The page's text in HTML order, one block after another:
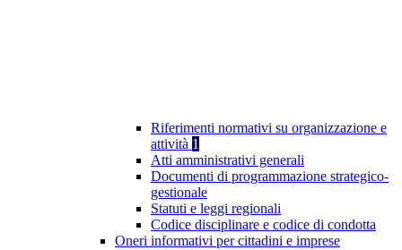
Riferimenti normativi su organizzazione e
attività 1
Atti amministrativi generali
Documenti di programmazione strategico-
gestionale
Statuti e leggi regionali
Codice disciplinare e codice di condotta
Oneri informativi per cittadini e imprese